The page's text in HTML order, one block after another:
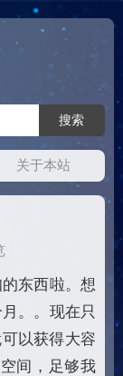
关于本站
东西啦。想
。。现在只
以获得大容
间，足够我